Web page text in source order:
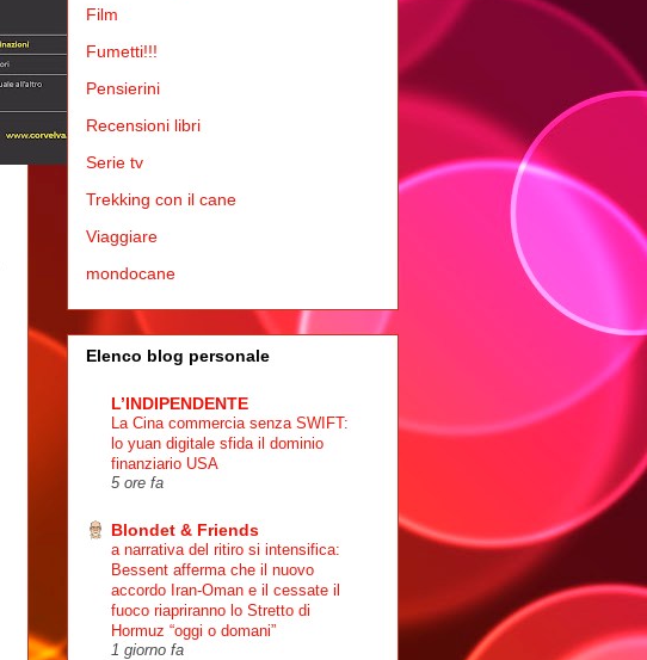
Film
Fumetti!!!
Pensierini
Recensioni libri
Serie tv
Trekking con il cane
Viaggiare
mondocane
Elenco blog personale
L’INDIPENDENTE
La Cina commercia senza SWIFT:
lo yuan digitale sfida il dominio
finanziario USA
5 ore fa
Blondet & Friends
a narrativa del ritiro si intensifica:
Bessent afferma che il nuovo
accordo Iran-Oman e il cessate il
fuoco riapriranno lo Stretto di
Hormuz “oggi o domani”
1 giorno fa